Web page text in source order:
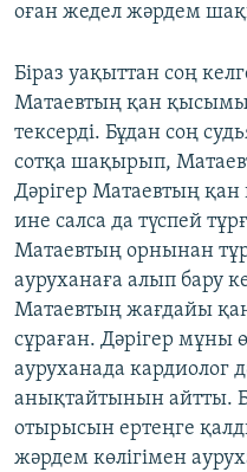
оған жедел жәрдем
Біраз уақыттан соң
Матаевтың қан
тексерді. Бұдан соң
сотқа шақырып,
Дәрігер Матаевтың
ине салса да түспей
Матаевтың орнынан
ауруханаға алып бару
Матаевтың жағдайы
сұраған. Дәрігер мұны
ауруханада кардиолог
анықтайтынын айтты.
отырысын ертеңге
жәрдем көлігімен